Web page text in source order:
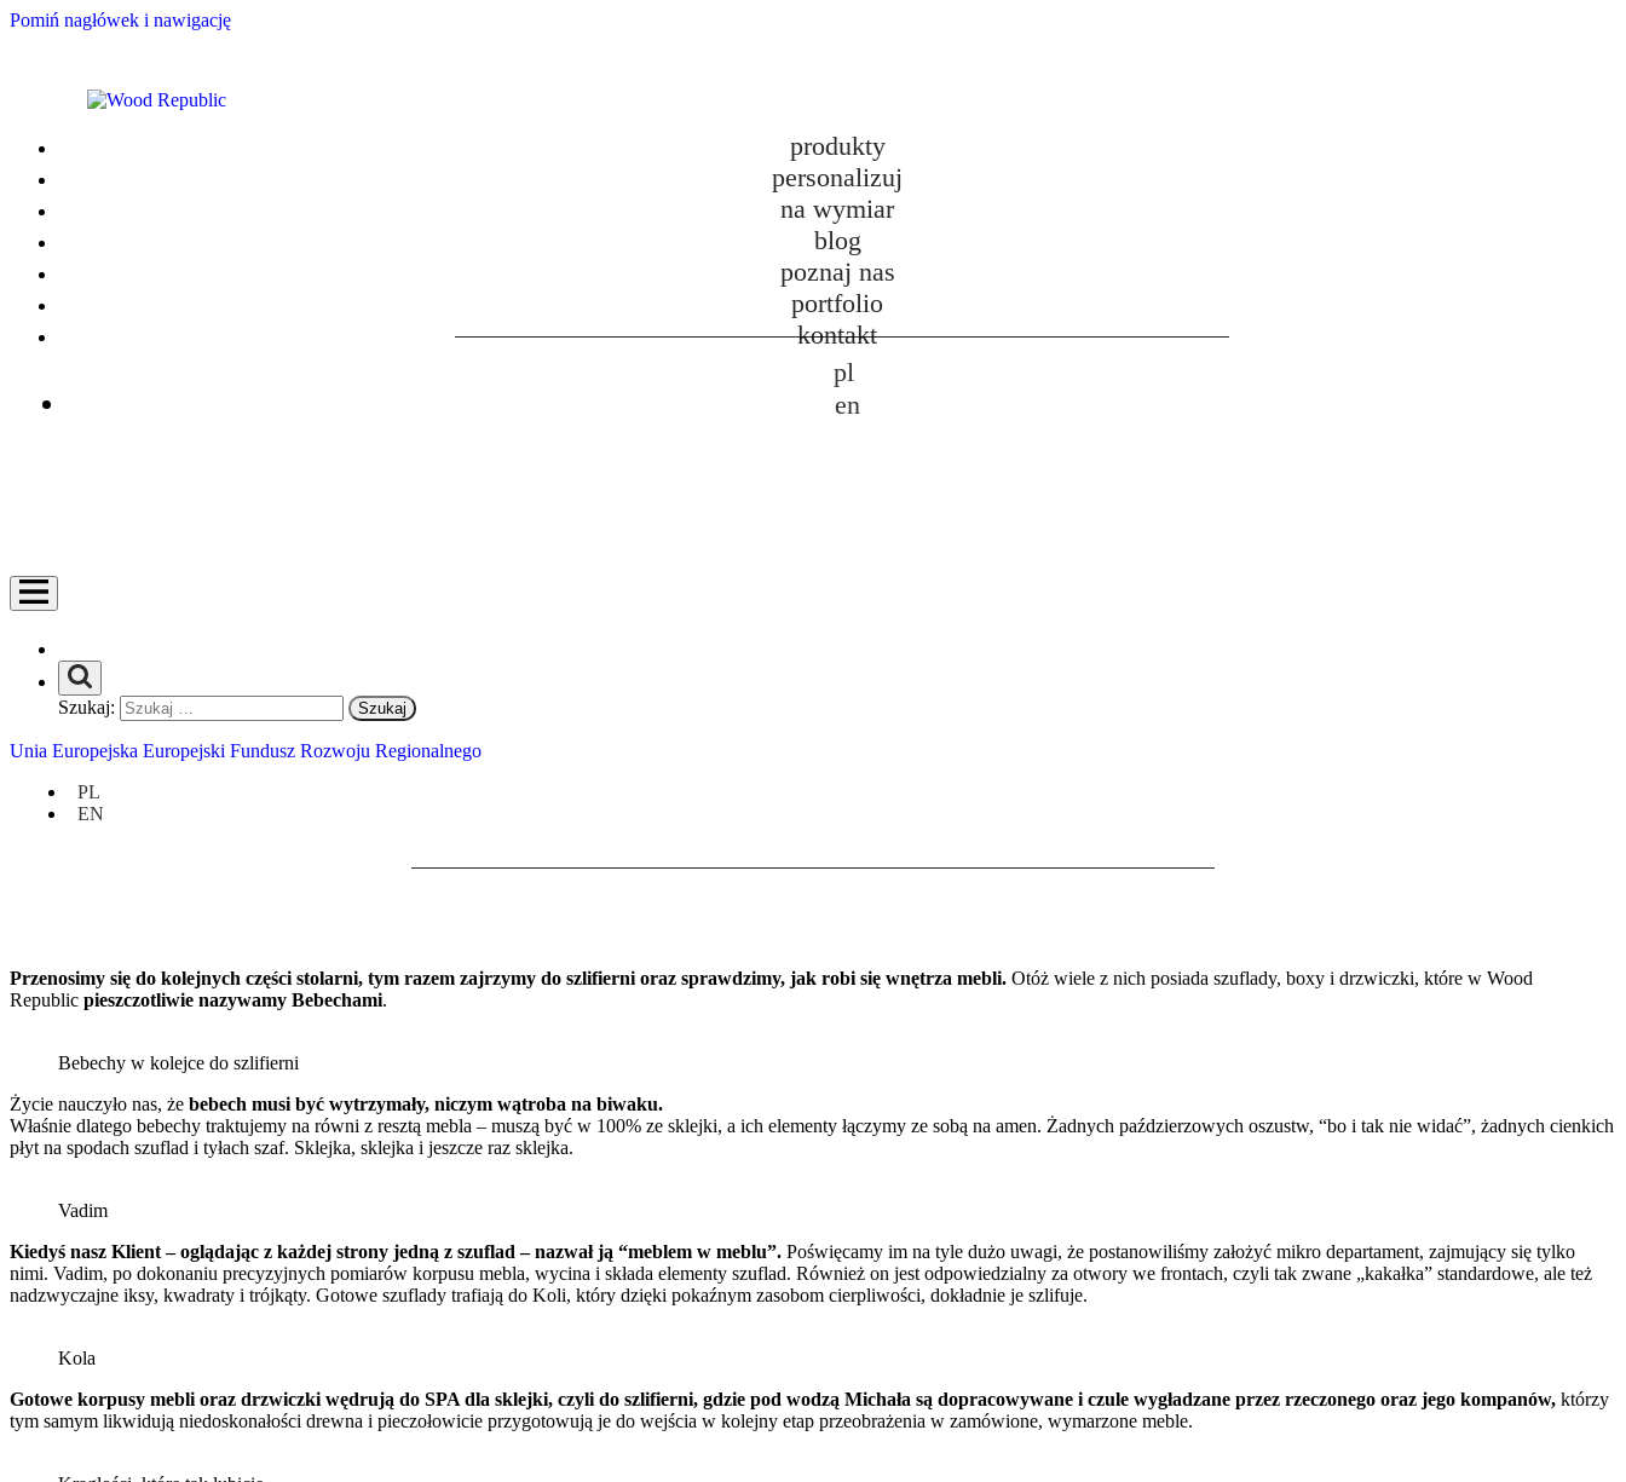
Pomiń nagłówek i nawigację
produkty
personalizuj
na wymiar
blog
poznaj nas
portfolio
kontakt
pl
en
Szukaj:
Unia Europejska Europejski Fundusz Rozwoju Regionalnego
PL
EN
Przenosimy się do kolejnych części stolarni, tym razem zajrzymy do szlifierni oraz sprawdzimy, jak robi się wnętrza mebli. Otóż wiele z nich posiada szuflady, boxy i drzwiczki, które w Wood
Republic pieszczotliwie nazywamy Bebechami.
Bebechy w kolejce do szlifierni
Życie nauczyło nas, że bebech musi być wytrzymały, niczym wątroba na biwaku.
Właśnie dlatego bebechy traktujemy na równi z resztą mebla – muszą być w 100% ze sklejki, a ich elementy łączymy ze sobą na amen. Żadnych paździerzowych oszustw, “bo i tak nie widać”, żadnych cienkich
płyt na spodach szuflad i tyłach szaf. Sklejka, sklejka i jeszcze raz sklejka.
Vadim
Kiedyś nasz Klient – oglądając z każdej strony jedną z szuflad – nazwał ją “meblem w meblu”. Poświęcamy im na tyle dużo uwagi, że postanowiliśmy założyć mikro departament, zajmujący się tylko
nimi. Vadim, po dokonaniu precyzyjnych pomiarów korpusu mebla, wycina i składa elementy szuflad. Również on jest odpowiedzialny za otwory we frontach, czyli tak zwane „kakałka” standardowe, ale też
nadzwyczajne iksy, kwadraty i trójkąty. Gotowe szuflady trafiają do Koli, który dzięki pokaźnym zasobom cierpliwości, dokładnie je szlifuje.
Kola
Gotowe korpusy mebli oraz drzwiczki wędrują do SPA dla sklejki, czyli do szlifierni, gdzie pod wodzą Michała są dopracowywane i czule wygładzane przez rzeczonego oraz jego kompanów, którzy
tym samym likwidują niedoskonałości drewna i pieczołowicie przygotowują je do wejścia w kolejny etap przeobrażenia w zamówione, wymarzone meble.